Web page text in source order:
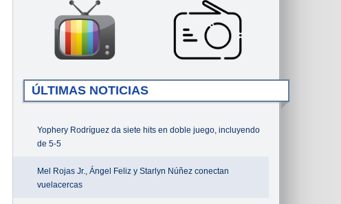
ÚLTIMAS NOTICIAS
Yophery Rodríguez da siete hits en doble juego, incluyendo
de 5-5
Mel Rojas Jr., Ángel Feliz y Starlyn Núñez conectan
vuelacercas